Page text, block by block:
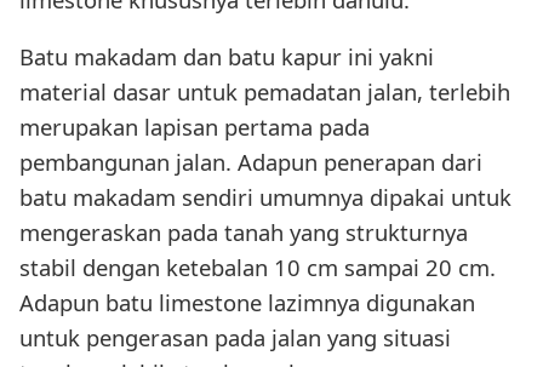
Batu makadam dan batu kapur ini yakni
material dasar untuk pemadatan jalan, terlebih
merupakan lapisan pertama pada
pembangunan jalan. Adapun penerapan dari
batu makadam sendiri umumnya dipakai untuk
mengeraskan pada tanah yang strukturnya
stabil dengan ketebalan 10 cm sampai 20 cm.
Adapun batu limestone lazimnya digunakan
untuk pengerasan pada jalan yang situasi